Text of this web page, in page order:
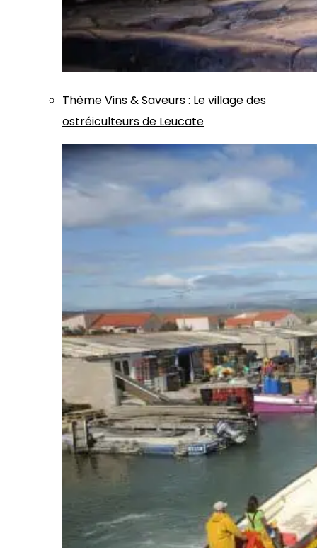
ThèmeVins & Saveurs: Le village des
ostréiculteurs de Leucate